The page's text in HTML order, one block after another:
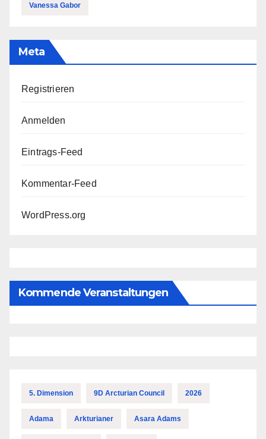
Vanessa Gabor
Meta
Registrieren
Anmelden
Eintrags-Feed
Kommentar-Feed
WordPress.org
Kommende Veranstaltungen
5. Dimension 9D Arcturian Council 2026
Adama Arkturianer Asara Adams